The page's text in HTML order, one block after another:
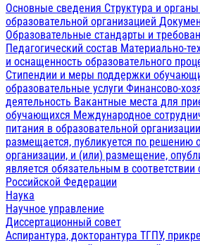
Основные сведения Структура и
образовательной организацией
Образовательные стандарты и
Педагогический состав Материально-
и оснащенность образовательного
Стипендии и меры поддержки
образовательные услуги Финансово-
деятельность Вакантные места для
обучающихся Международное
питания в образовательной организации
размещается, публикуется по решению
организации, и (или) размещение,
является обязательным в соответствии
Российской Федерации
Наука
Научное управление
Диссертационный совет
Аспирантура, докторантура ТГПУ,